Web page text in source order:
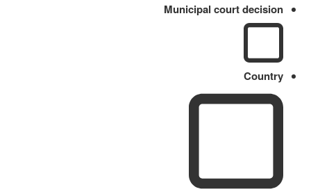
Municipal court decision
Country